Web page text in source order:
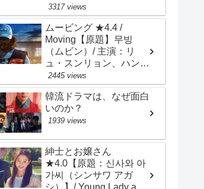
Later, Drink Now /
Drinker City Women / 主
演：イ･ソンビン、ハン･
ソナ、チョン･ウンジ
3317 views
ムービング ★4.4 /
Moving【原題】무빙
（ムビン）/ 主演：リ
ュ・スンリョン、ハン・
ヒョジュ、チョ・インソ
ン
2445 views
韓流ドラマは、なぜ面白
いのか？
1939 views
紳士とお嬢さん
★4.0【原題：신사와 아
가씨（シンサワ アガ
シ）】/ Young Lady and